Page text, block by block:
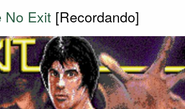
No Exit [Recordando]